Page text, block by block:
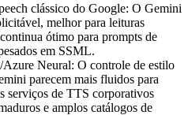
clássico do Google: O Gemini
melhor para leituras
ótimo para prompts de
em SSML.
Neural: O controle de estilo
parecem mais fluidos para
serviços de TTS corporativos
e amplos catálogos de